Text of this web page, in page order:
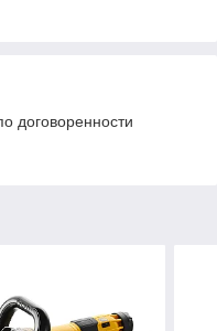
договоренности